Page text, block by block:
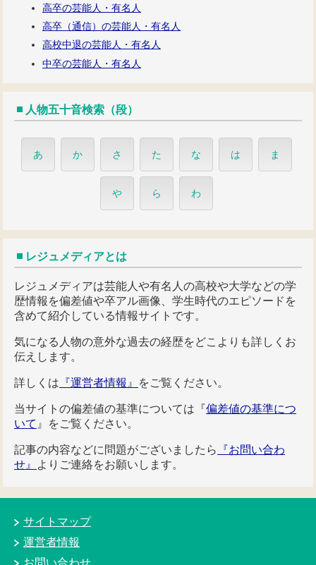
高卒の芸能人・有名人
高卒（通信）の芸能人・有名人
高校中退の芸能人・有名人
中卒の芸能人・有名人
人物五十音検索（段）
あ か さ た な は ま
や ら わ
レジュメディアとは
レジュメディアは芸能人や有名人の高校や大学などの学
歴情報を偏差値や卒アル画像、学生時代のエピソードを
含めて紹介している情報サイトです。
気になる人物の意外な過去の経歴をどこよりも詳しくお
伝えします。
詳しくは 『運営者情報』 をご覧ください。
当サイトの偏差値の基準については『偏差値の基準につ
いて 』をご覧ください。
記事の内容などに問題がございましたら
『お問い合わ
せ』
よりご連絡をお願いします。
サイトマップ
運営者情報
お問い合わせ